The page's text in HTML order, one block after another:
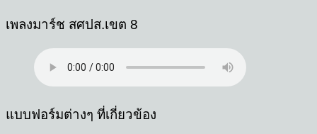
เพลงมาร์ช สศปส.เขต 8
แบบฟอร์มต่างๆ ที่เกี่ยวข้อง